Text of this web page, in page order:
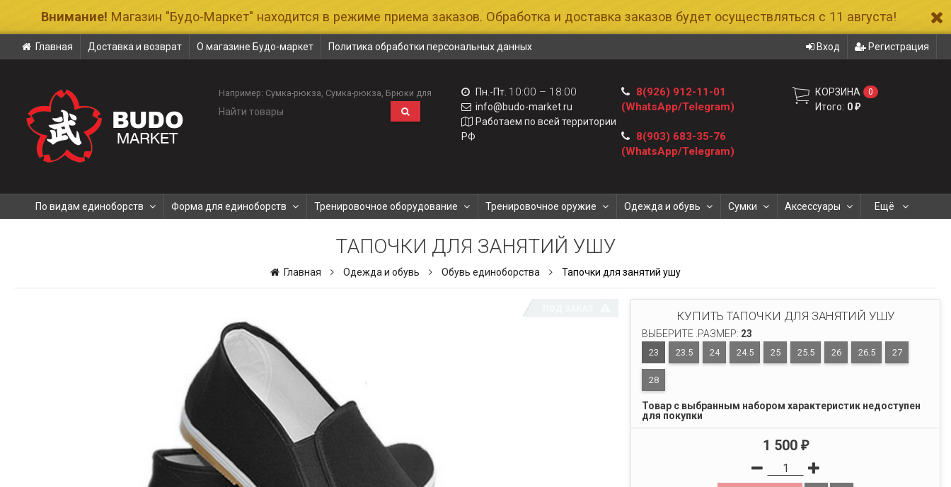
Внимание! Магазин "Будо-Маркет" находится в режиме приема заказов. Обработка и доставка заказов будет осуществляться с 11 августа!
Главная Доставка и возврат О магазине Будо-маркет Политика обработки персональных данных Вход Регистрация
Например: Сумка-рюкза Сумка-рюкза Брюки для Пн.-Пт. 10:00 – 18:00
info@budo-market.ru
Работаем по всей территории
РФ
8(926) 912-11-01
(WhatsApp/Telegram)
8(903) 683-35-76
(WhatsApp/Telegram)
КОРЗИНА 0
Итого: 0₽
По видам единоборств Форма для единоборств Тренировочное оборудование Тренировочное оружие Одежда и обувь Сумки Аксессуары Ещё
ТАПОЧКИ ДЛЯ ЗАНЯТИЙ УШУ
Главная Одежда и обувь Обувь единоборства Тапочки для занятий ушу
КУПИТЬ ТАПОЧКИ ДЛЯ ЗАНЯТИЙ УШУ
ВЫБЕРИТЕ .РАЗМЕР: 23
23 23.5 24 24.5 25 25.5 26 26.5 27
28
Товар с выбранным набором характеристик недоступен
для покупки
1 500 ₽